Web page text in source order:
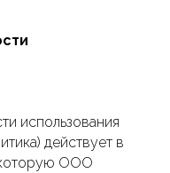
использования
действует в
ООО